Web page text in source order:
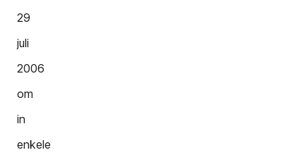
29
juli
2006
om
in
enkele